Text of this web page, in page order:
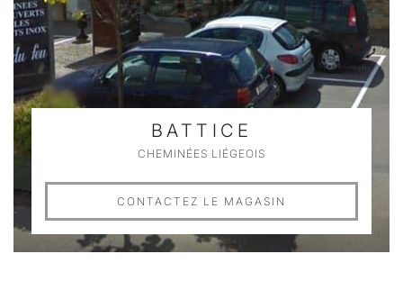
BATTICE
CHEMINÉES LIÉGEOIS
CONTACTEZ LE MAGASIN